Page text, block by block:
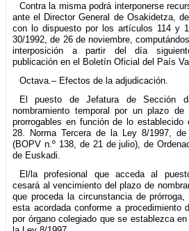
Contra la misma podrá interponerse
ante el Director General de Osakidetza,
con lo dispuesto por los artículos 114 y
30/1992, de 26 de noviembre,
interposición a partir del día
publicación en el Boletín Oficial del País
Octava.– Efectos de la adjudicación.
El puesto de Jefatura de Sección
nombramiento temporal por un plazo de
prorrogables en función de lo establecido
28. Norma Tercera de la Ley 8/1997,
(BOPV n.º 138, de 21 de julio), de
de Euskadi.
El/la profesional que acceda al
cesará al vencimiento del plazo de
que proceda la circunstancia de prórroga,
esta acordada conforme a procedimiento
por órgano colegiado que se establezca